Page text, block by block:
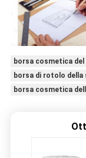
borsa cosmetica
borsa di rotolo
borsa cosmetica